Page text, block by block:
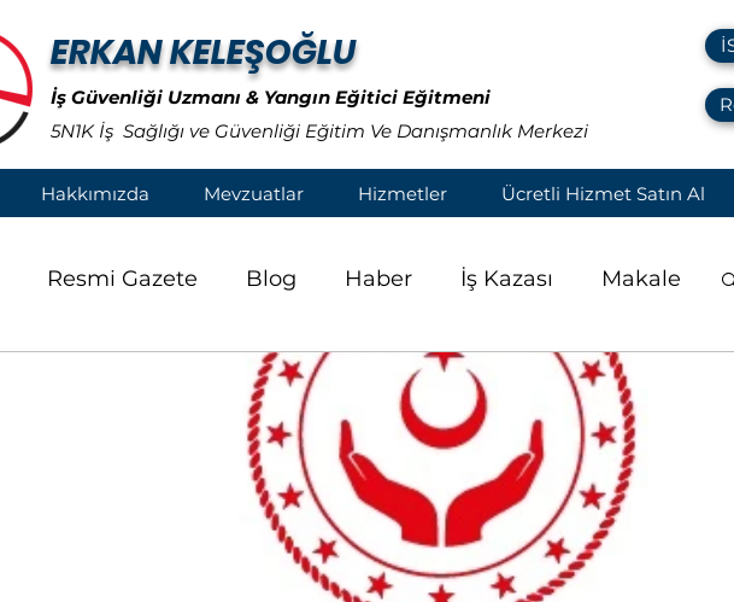
ERKAN KELEŞOĞLU
İş Güvenliği Uzmanı & Yangın Eğitici Eğitmeni
5N1K İş Sağlığı ve Güvenliği Eğitim Ve Danışmanlık Merkezi
Hakkımızda Mevzuatlar Hizmetler Ücretli Hizmet Satın Al
Resmi Gazete Blog Haber İş Kazası Makale
AÇSHB Genelge ÖSYM MYK
Meteoroloji İSGKatip Anket
Sağlık Bakanlıgı E-Nabız MHRS